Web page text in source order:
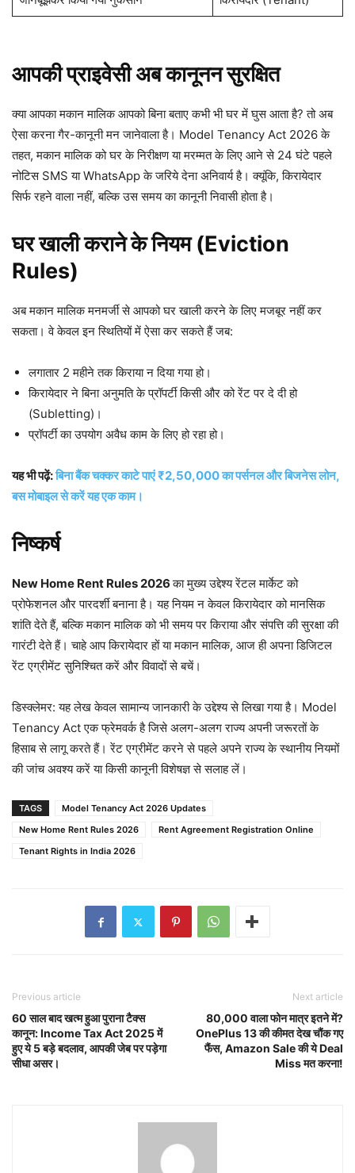
आपकी प्राइवेसी अब कानूनन सुरक्षित
क्या आपका मकान मालिक आपको बिना बताए कभी भी घर में घुस आता है? तो अब
ऐसा करना गैर-कानूनी मन जानेवाला है। Model Tenancy Act 2026 के
तहत, मकान मालिक को घर के निरीक्षण या मरम्मत के लिए आने से 24 घंटे पहले
नोटिस SMS या WhatsApp के जरिये देना अनिवार्य है। क्यूंकि, किरायेदार
सिर्फ रहने वाला नहीं, बल्कि उस समय का कानूनी निवासी होता है।
घर खाली कराने के नियम (Eviction
Rules)
अब मकान मालिक मनमर्जी से आपको घर खाली करने के लिए मजबूर नहीं कर
सकता। वे केवल इन स्थितियों में ऐसा कर सकते हैं जब:
लगातार 2 महीने तक किराया न दिया गया हो।
किरायेदार ने बिना अनुमति के प्रॉपर्टी किसी और को रेंट पर दे दी हो
(Subletting)।
प्रॉपर्टी का उपयोग अवैध काम के लिए हो रहा हो।
यह भी पढ़ें:बिना बैंक चक्कर काटे पाएं ₹2,50,000 का पर्सनल और बिजनेस लोन,
बस मोबाइल से करें यह एक काम।
निष्कर्ष
New Home Rent Rules 2026का मुख्य उद्देश्य रेंटल मार्केट को
प्रोफेशनल और पारदर्शी बनाना है। यह नियम न केवल किरायेदार को मानसिक
शांति देते हैं, बल्कि मकान मालिक को भी समय पर किराया और संपत्ति की सुरक्षा की
गारंटी देते हैं। चाहे आप किरायेदार हों या मकान मालिक, आज ही अपना डिजिटल
रेंट एग्रीमेंट सुनिश्चित करें और विवादों से बचें।
डिस्क्लेमर: यह लेख केवल सामान्य जानकारी के उद्देश्य से लिखा गया है। Model
Tenancy Act एक फ्रेमवर्क है जिसे अलग-अलग राज्य अपनी जरूरतों के
हिसाब से लागू करते हैं। रेंट एग्रीमेंट करने से पहले अपने राज्य के स्थानीय नियमों
की जांच अवश्य करें या किसी कानूनी विशेषज्ञ से सलाह लें।
TAGS
Model Tenancy Act 2026 Updates
New Home Rent Rules 2026
Rent Agreement Registration Online
Tenant Rights in India 2026
Previous article
60 साल बाद खत्म हुआ पुराना टैक्स
कानून: Income Tax Act 2025 में
हुए ये 5 बड़े बदलाव, आपकी जेब पर पड़ेगा
सीधा असर।
Next article
80,000 वाला फोन मात्र इतने में?
OnePlus 13 की कीमत देख चौंक गए
फैंस, Amazon Sale की ये Deal
Miss मत करना!